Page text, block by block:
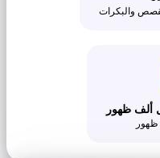
والبكرات
ألف ظهور
ظهور